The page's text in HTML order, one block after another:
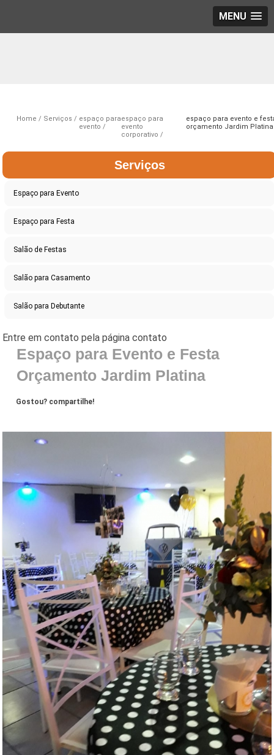
MENU
Home Serviços
espaço para
evento
espaço para
evento
corporativo
espaço para evento e
orçamento Jardim Platina
Serviços
Espaço para Evento
Espaço para Festa
Salão de Festas
Salão para Casamento
Salão para Debutante
Espaço para Evento e Festa
Orçamento Jardim Platina
Gostou? compartilhe!